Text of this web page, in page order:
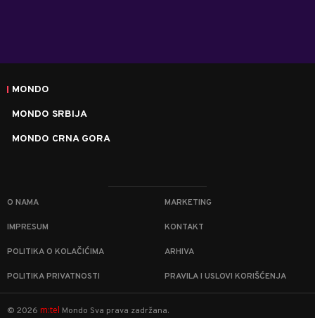
MONDO
MONDO SRBIJA
MONDO CRNA GORA
O NAMA MARKETING
IMPRESUM KONTAKT
POLITIKA O KOLAČIĆIMA ARHIVA
POLITIKA PRIVATNOSTI PRAVILA I USLOVI KORIŠĆENJA
© 2026 m:tel Mondo Sva prava zadržana.